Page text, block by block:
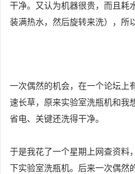
干净。又认为机器很贵，而且耗
装满热水，然后旋转来洗），所
一次偶然的机会，在一个论坛上
速长草，原来实验室洗瓶机和我
省电、关键还洗得干净。
于是我花了一个星期上网查资料
下实验室洗瓶机。后来一次偶